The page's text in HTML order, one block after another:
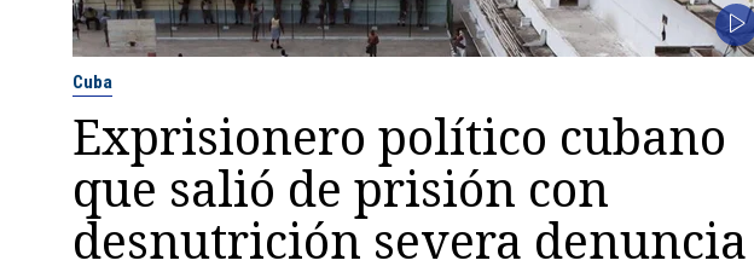
Cuba
Exprisionero político cubano
que salió de prisión con
desnutrición severa denuncia